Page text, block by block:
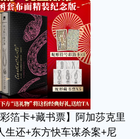
箔卡+藏书票】阿加莎克里
生还+东方快车谋杀案+尼